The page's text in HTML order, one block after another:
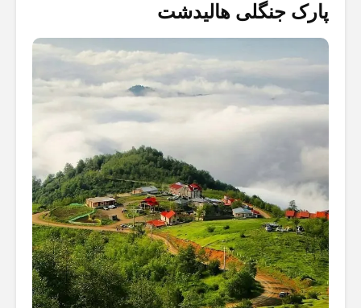
پارک جنگلی هالیدشت